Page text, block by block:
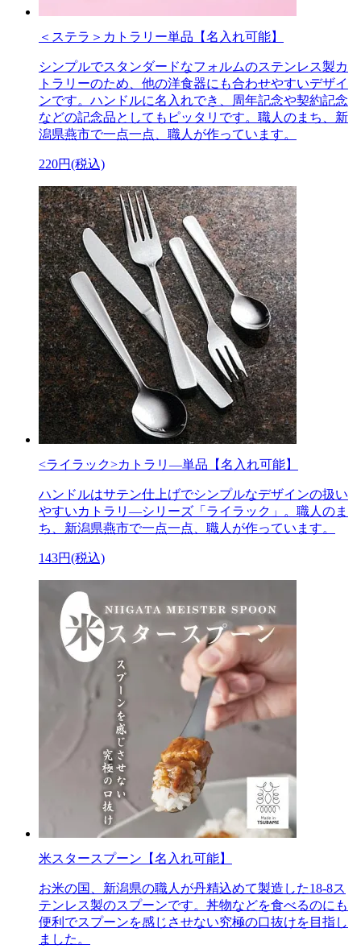
＜ステラ＞カトラリー単品【名入れ可能】
シンプルでスタンダードなフォルムのステンレス製カ
トラリーのため、他の洋食器にも合わせやすいデザイ
ンです。ハンドルに名入れでき、周年記念や契約記念
などの記念品としてもピッタリです。職人のまち、新
潟県燕市で一点一点、職人が作っています。
220円(税込)
<ライラック>カトラリ―単品【名入れ可能】
ハンドルはサテン仕上げでシンプルなデザインの扱い
やすいカトラリ―シリーズ「ライラック」。職人のま
ち、新潟県燕市で一点一点、職人が作っています。
143円(税込)
米スタースプーン【名入れ可能】
お米の国、新潟県の職人が丹精込めて製造した18-8ス
テンレス製のスプーンです。丼物などを食べるのにも
便利でスプーンを感じさせない究極の口抜けを目指し
ました。